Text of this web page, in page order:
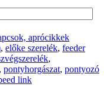
aprócikkek
, előke szerelék, feeder
,
, pontyhorgászat, pontyozó
link